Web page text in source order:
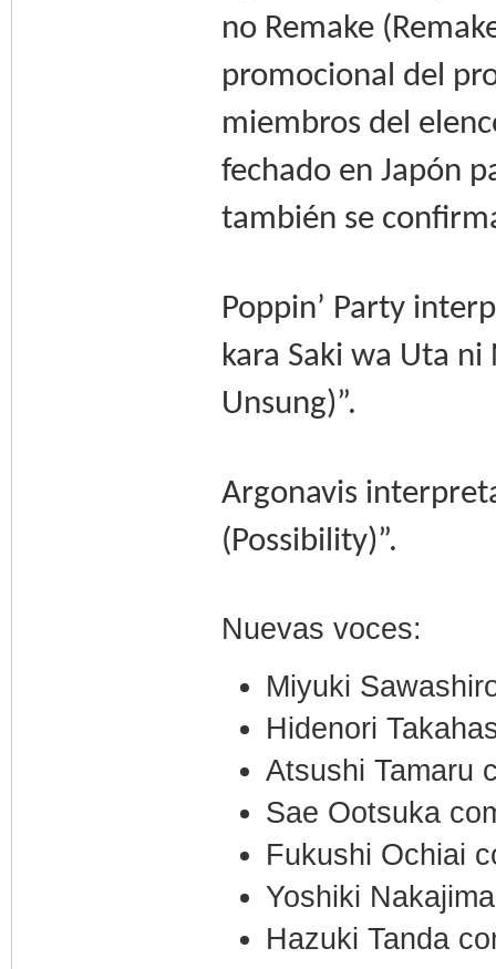
no Remake
promocional del
miembros del
fechado en Japón
también se
Poppin’ Party
kara Saki wa Uta
Unsung)”.
Argonavis
(Possibility)”.
Nuevas voces:
Miyuki
Hidenori
Atsushi Tamaru
Sae Ootsuka
Fukushi Ochiai
Yoshiki
Hazuki Tanda